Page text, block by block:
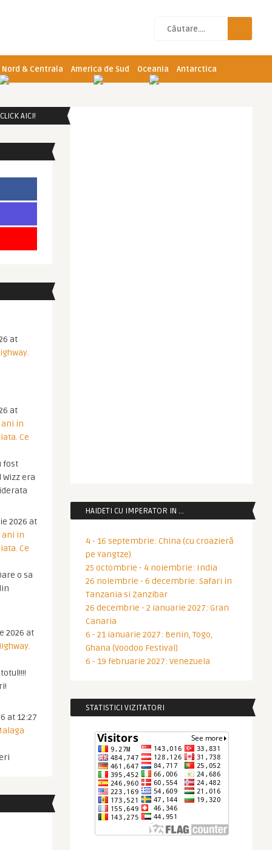
& Centrala America de Sud Oceania Antarctica
AICI!
at
at
ani in
Ce
fost
era
2026 at
ani in
Ce
o sa
2026 at
at 12:27
HAIDETI CU IMPERATOR IN …
4 - 16 septembrie: China (cu croazieră
pe Yangtze)
25 octombrie - 4 noiembrie: India
26 noiembrie - 6 decembrie: Safari in
Tanzania si Zanzibar
26 decembrie - 2 ianuarie 2027: Gran
Canaria
6 - 21 ianuarie 2027: Benin, Togo,
Ghana (Voodoo Festival)
6 - 19 februarie 2027: Venezuela
STATISTICI VIZITATORI